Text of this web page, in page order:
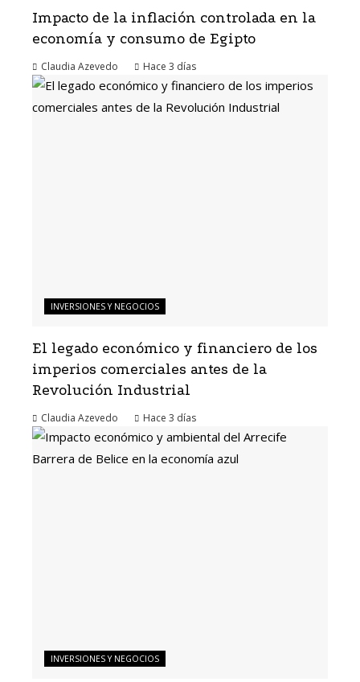
Impacto de la inflación controlada en la
economía y consumo de Egipto
Claudia Azevedo Hace 3 días
INVERSIONES Y NEGOCIOS
El legado económico y financiero de los
imperios comerciales antes de la
Revolución Industrial
Claudia Azevedo Hace 3 días
INVERSIONES Y NEGOCIOS